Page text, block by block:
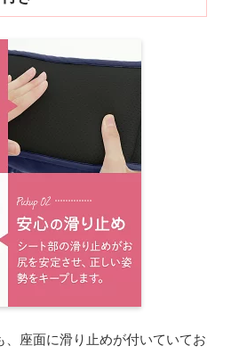
、座面に滑り止めが付いていてお